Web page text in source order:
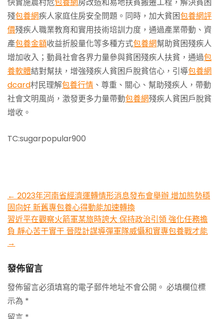
殘包養網疾人家庭住房安全問題。同時，加大貧困包養網評
價殘疾人職業教育和實用技術培訓力度，通過產業帶動、資
產包養金額收益折股量化等多種方式包養網幫助貧困殘疾人
增加收入；動員社會各界力量參與貧困殘疾人扶貧，通過包
養軟體結對幫扶，增強殘疾人貧困戶脫貧信心，引導包養網
dcard村民理解包養行情 、尊重、關心、幫助殘疾人，帶動
社會文明風尚，激發更多力量帶動包養網殘疾人貧困戶脫貧
增收。
TC:sugarpopular900
Post
navigation
← 2023年河南省經濟運轉情形消息發布會舉辦 增加態勢穩
固向好 新舊專包養心得動能加速轉換
習近平在觀察火箭軍某旅時誇大 保持政治引領 強化任務擔
負 靜心苦干實干 晉陞計謀導彈軍隊威懾和實專包養戰才能
→
發佈留言
發佈留言必須填寫的電子郵件地址不會公開。 必填欄位標
示為 *